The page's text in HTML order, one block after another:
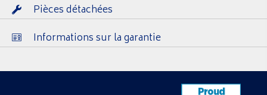
Pièces détachées
Informations sur la garantie